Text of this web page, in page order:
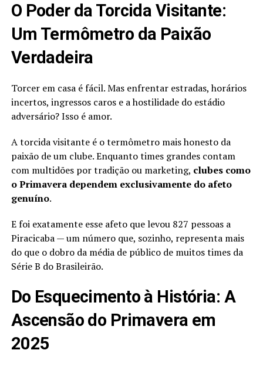
O Poder da Torcida Visitante:
Um Termômetro da Paixão
Verdadeira
Torcer em casa é fácil. Mas enfrentar estradas, horários
incertos, ingressos caros e a hostilidade do estádio
adversário? Isso é amor.
A torcida visitante é o termômetro mais honesto da
paixão de um clube. Enquanto times grandes contam
com multidões por tradição ou marketing, clubes como
o Primavera dependem exclusivamente do afeto
genuíno.
E foi exatamente esse afeto que levou 827 pessoas a
Piracicaba — um número que, sozinho, representa mais
do que o dobro da média de público de muitos times da
Série B do Brasileirão.
Do Esquecimento à História: A
Ascensão do Primavera em
2025